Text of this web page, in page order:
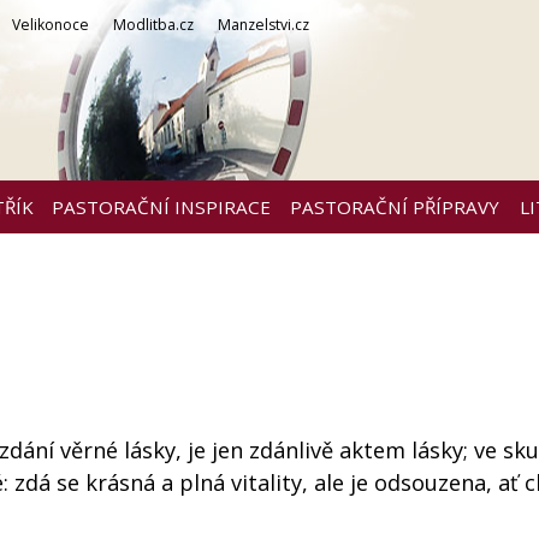
Velikonoce Modlitba.cz Manzelstvi.cz
PASTORAČNÍ INSPIRACE PASTORAČNÍ PŘÍPRAVY
věrné lásky, je jen zdánlivě aktem lásky; ve
se krásná a plná vitality, ale je odsouzena, ať